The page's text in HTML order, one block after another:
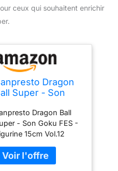
ceux qui souhaitent enrichir
Dragon
Super - Son
Vol.12Dragon Ball
- Son Goku FES -
15cm Vol.12
- Son Goku FES -
15cm Vol.12